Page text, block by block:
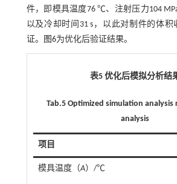
件，即模具温度76 ℃、注射压力104
以及冷却时间31 s，以此对制件的体
证。
图6为优化后验证结果。
表5 优化后模拟分析结
Tab.5 Optimized simulation analysis
analysis
项目
模具温度（A）/℃